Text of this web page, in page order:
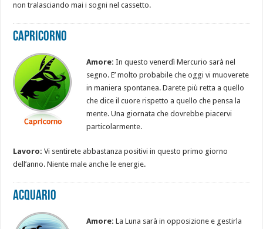
non tralasciando mai i sogni nel cassetto.
Capricorno
Amore: In questo venerdì Mercurio sarà nel
segno. E’ molto probabile che oggi vi muoverete
in maniera spontanea. Darete più retta a quello
che dice il cuore rispetto a quello che pensa la
mente. Una giornata che dovrebbe piacervi
particolarmente.
Lavoro: Vi sentirete abbastanza positivi in questo primo giorno
dell’anno. Niente male anche le energie.
Acquario
Amore: La Luna sarà in opposizione e gestirla